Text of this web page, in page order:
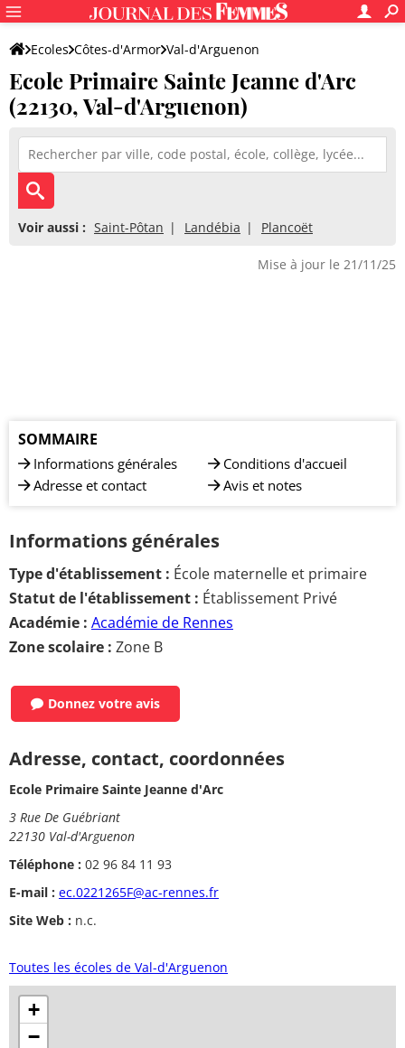
Ecoles Côtes-d'Armor Val-d'Arguenon
Ecole Primaire Sainte Jeanne d'Arc
Ecole Primaire Sainte Jeanne d'Arc
(22130, Val-d'Arguenon)
Voir aussi : Saint-Pôtan Landébia Plancoët
Mise à jour le 21/11/25
SOMMAIRE
Informations générales
Adresse et contact
Conditions d'accueil
Avis et notes
Informations générales
Type d'établissement : École maternelle et primaire
Statut de l'établissement : Établissement Privé
Académie : Académie de Rennes
Zone scolaire : Zone B
Donnez votre avis
Adresse, contact, coordonnées
Ecole Primaire Sainte Jeanne d'Arc
3 Rue De Guébriant
22130 Val-d'Arguenon
Téléphone : 02 96 84 11 93
E-mail : ec.0221265F@ac-rennes.fr
Site Web : n.c.
Toutes les écoles de Val-d'Arguenon
+
−